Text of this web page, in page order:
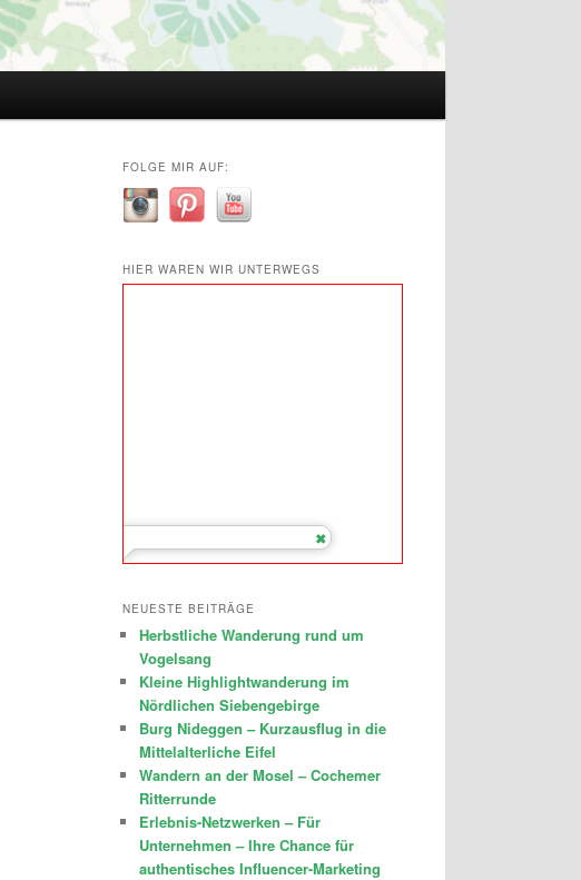
FOLGE MIR AUF:
HIER WAREN WIR UNTERWEGS
NEUESTE BEITRÄGE
Herbstliche Wanderung rund um
Vogelsang
Kleine Highlightwanderung im
Nördlichen Siebengebirge
Burg Nideggen – Kurzausflug in die
Mittelalterliche Eifel
Wandern an der Mosel – Cochemer
Ritterrunde
Erlebnis-Netzwerken – Für
Unternehmen – Ihre Chance für
authentisches Influencer-Marketing